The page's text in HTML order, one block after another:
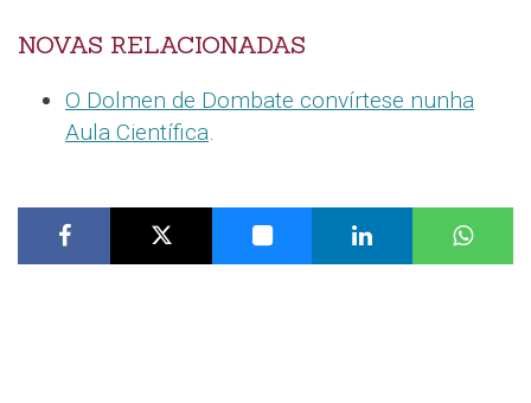
NOVAS RELACIONADAS
O Dolmen de Dombate convírtese nunha
Aula Científica.